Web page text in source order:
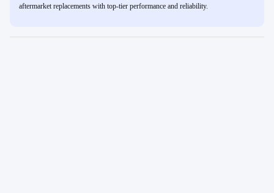
aftermarket replacements with top-tier performance and reliability.